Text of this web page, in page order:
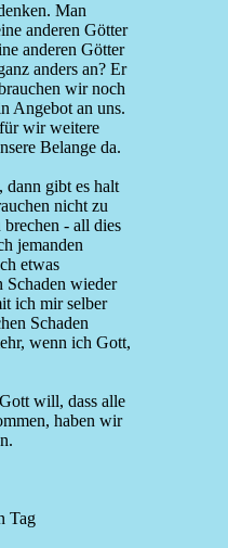
Man
anderen Götter
anderen Götter
anders an? Er
wir noch
Angebot an uns.
wir weitere
Belange da.
dann gibt es halt
nicht zu
- all dies
jemanden
etwas
Schaden wieder
ich mir selber
Schaden
wenn ich Gott,
will, dass alle
haben wir
Tag